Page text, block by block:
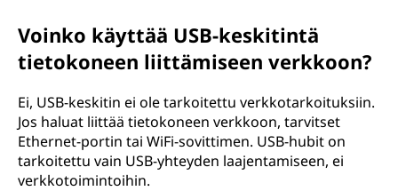
a
Voinko käyttää USB-keskitintä
tietokoneen liittämiseen verkkoon?
Ei, USB-keskitin ei ole tarkoitettu verkkotarkoituksiin.
Jos haluat liittää tietokoneen verkkoon, tarvitset
Ethernet-portin tai WiFi-sovittimen. USB-hubit on
tarkoitettu vain USB-yhteyden laajentamiseen, ei
verkkotoimintoihin.